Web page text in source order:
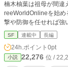
楠木柚葉は祖母が間違えて
reeWorldOnlineを始めることになる。 柚葉はテ
撃や防御を任せれば強
SF 連載中 長編
24h.ポイント 0pt
小説 22,276 位 /